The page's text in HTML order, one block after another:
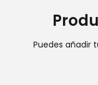
Puedes añadir